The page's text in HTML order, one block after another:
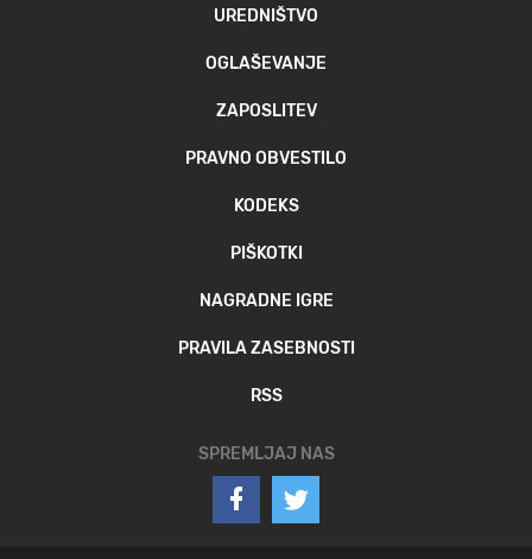
UREDNIŠTVO
OGLAŠEVANJE
ZAPOSLITEV
PRAVNO OBVESTILO
KODEKS
PIŠKOTKI
NAGRADNE IGRE
PRAVILA ZASEBNOSTI
RSS
SPREMLJAJ NAS